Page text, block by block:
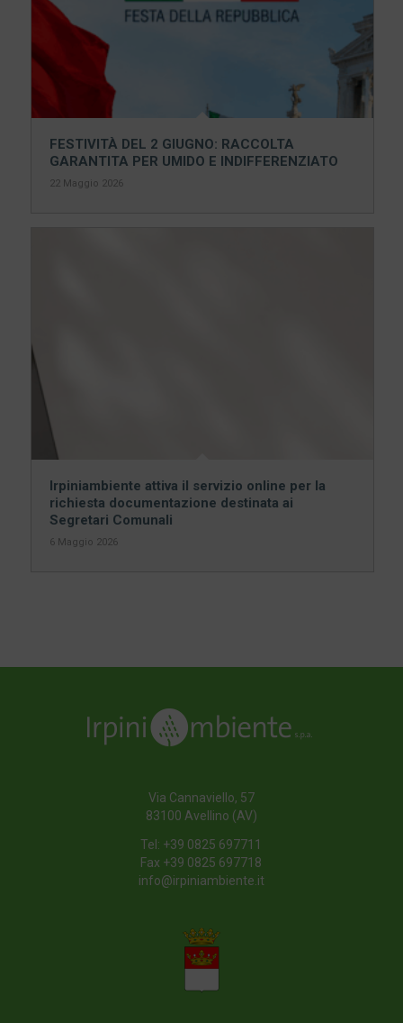
FESTIVITÀ DEL 2 GIUGNO: RACCOLTA
GARANTITA PER UMIDO E INDIFFERENZIATO
22 Maggio 2026
Irpiniambiente attiva il servizio online per la
richiesta documentazione destinata ai
Segretari Comunali
6 Maggio 2026
Via Cannaviello, 57
83100 Avellino (AV)
Tel: +39 0825 697711
Fax +39 0825 697718
info@irpiniambiente.it